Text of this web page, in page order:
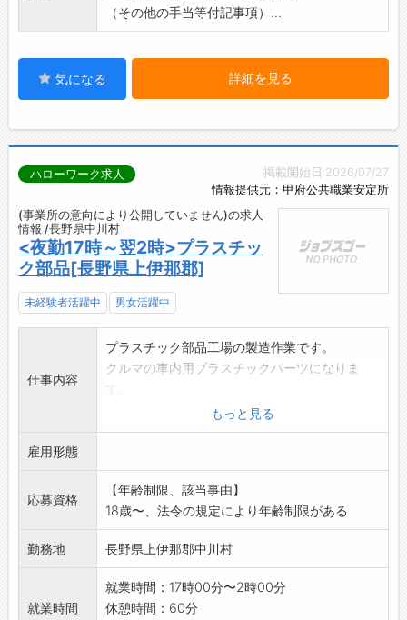
（その他の手当等付記事項）...
気になる 詳細を見る
掲載開始日:2026/07/27
情報提供元：甲府公共職業安定所
ハローワーク求人
(事業所の意向により公開していません)の求人
情報 /長野県中川村
<夜勤17時～翌2時>プラスチッ
ク部品[長野県上伊那郡]
未経験者活躍中 男女活躍中
仕事内容
プラスチック部品工場の製造作業です。
クルマの車内用プラスチックパーツになりま
機械がプラスチック部品を製造してくれます。
完成品が機械から流れて出てきますので、
簡単な機械操作もあります。ボタン押し等
是非ご応募ください。
お給与の週払い制度有り、週払い希望の方は活
用ください。
弊社規定有。
もっと見る
雇用形態
応募資格
【年齢制限、該当事由】
18歳〜、法令の規定により年齢制限がある
勤務地 長野県上伊那郡中川村
就業時間
就業時間：17時00分〜2時00分
休憩時間：60分